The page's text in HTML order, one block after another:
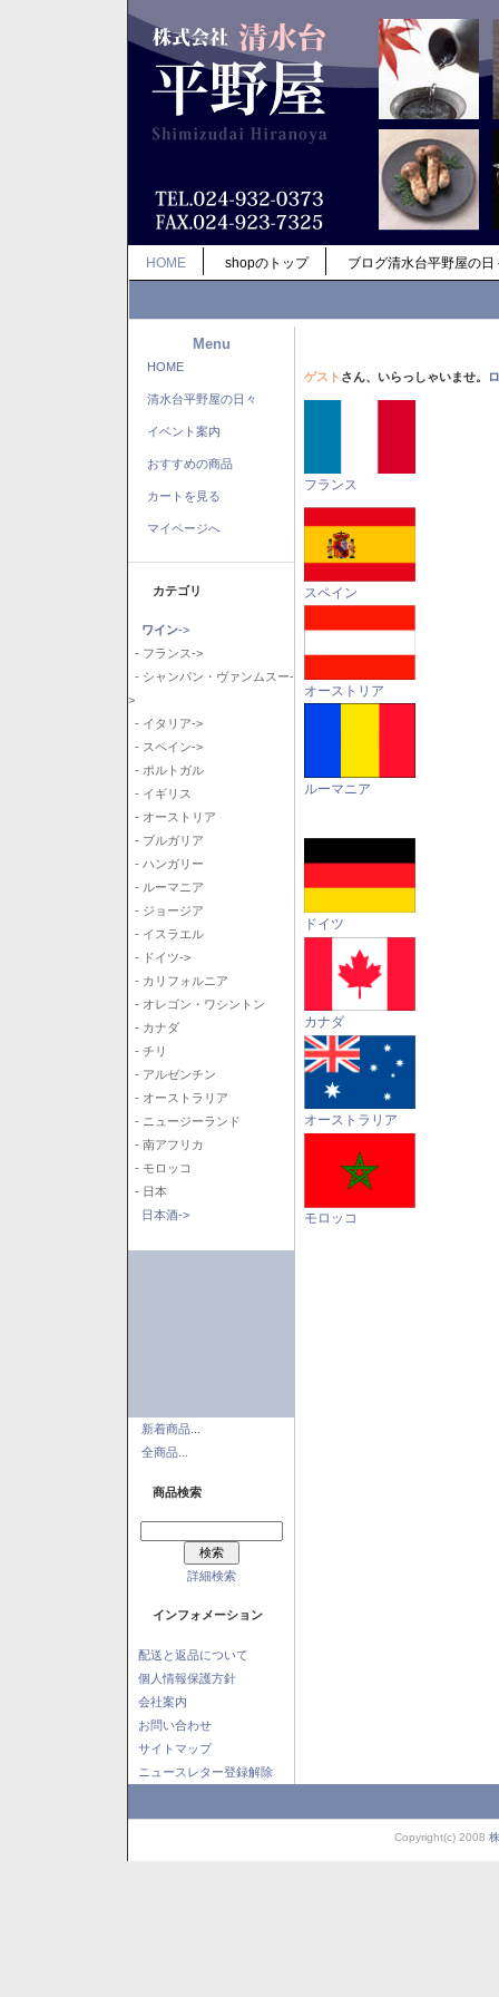
HOME shopのトップ ブログ清水台平野屋の日
Menu
HOME
清水台平野屋の日々
イベント案内
おすすめの商品
カートを見る
マイページへ
カテゴリ
ワイン->
- フランス->
- シャンパン・ヴァンムスー-
>
- イタリア->
- スペイン->
- ポルトガル
- イギリス
- オーストリア
- ブルガリア
- ハンガリー
- ルーマニア
- ジョージア
- イスラエル
- ドイツ->
- カリフォルニア
- オレゴン・ワシントン
- カナダ
- チリ
- アルゼンチン
- オーストラリア
- ニュージーランド
- 南アフリカ
- モロッコ
- 日本
日本酒->
新着商品...
全商品...
商品検索
詳細検索
インフォメーション
配送と返品について
個人情報保護方針
会社案内
お問い合わせ
サイトマップ
ニュースレター登録解除
ゲスト さん、いらっしゃいませ。
フランス
スペイン
オーストリア
ルーマニア
ドイツ
カナダ
オーストラリア
モロッコ
Copyright(c) 2008